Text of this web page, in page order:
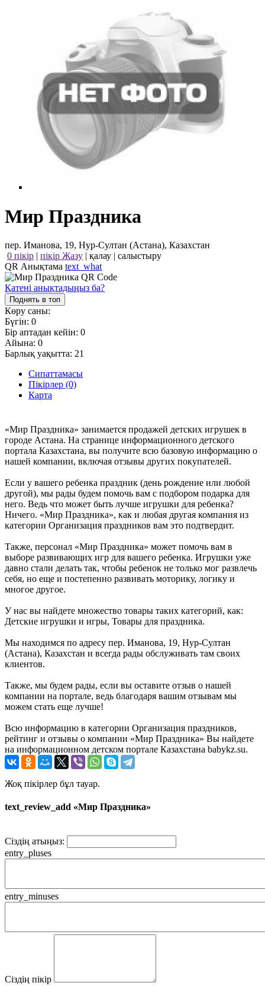
Мир Праздника
пер. Иманова, 19, Нур-Султан (Астана), Казахстан
0 пікір | пікір Жазу | қалау | салыстыру
QR Анықтама text_what
Қатені анықтадыңыз ба?
Поднять в топ
Көру саны:
Бүгін: 0
Бір аптадан кейін: 0
Айына: 0
Барлық уақытта: 21
Сипаттамасы
Пікірлер (0)
Карта
«Мир Праздника» занимается продажей детских игрушек в
городе Астана. На странице информационного детского
портала Казахстана, вы получите всю базовую информацию о
нашей компании, включая отзывы других покупателей.
Если у вашего ребенка праздник (день рождение или любой
другой), мы рады будем помочь вам с подбором подарка для
него. Ведь что может быть лучше игрушки для ребенка?
Ничего. «Мир Праздника», как и любая другая компания из
категории Организация праздников вам это подтвердит.
Также, персонал «Мир Праздника» может помочь вам в
выборе развивающих игр для вашего ребенка. Игрушки уже
давно стали делать так, чтобы ребенок не только мог развлечь
себя, но еще и постепенно развивать моторику, логику и
многое другое.
У нас вы найдете множество товары таких категорий, как:
Детские игрушки и игры, Товары для праздника.
Мы находимся по адресу пер. Иманова, 19, Нур-Султан
(Астана), Казахстан и всегда рады обслуживать там своих
клиентов.
Также, мы будем рады, если вы оставите отзыв о нашей
компании на портале, ведь благодаря вашим отзывам мы
можем стать еще лучше!
Всю информацию в категории Организация праздников,
рейтинг и отзывы о компании «Мир Праздника» Вы найдете
на информационном детском портале Казахстана babykz.su.
Жоқ пікірлер бұл тауар.
text_review_add «Мир Праздника»
Сіздің атыңыз:
entry_pluses
entry_minuses
Сіздің пікір